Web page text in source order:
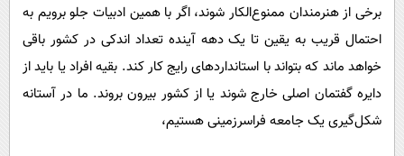
برخی از هنرمندان ممنوع‌الکار شوند، اگر با همین ادبیات جلو برویم به
احتمال قریب به یقین تا یک دهه آینده تعداد اندکی در کشور باقی
خواهد ماند که بتواند با استاندارد‌های رایج کار کند. بقیه افراد یا باید از
دایره گفتمان اصلی خارج شوند یا از کشور بیرون بروند. ما در آستانه
شکل‌گیری یک جامعه فراسرزمینی هستیم،